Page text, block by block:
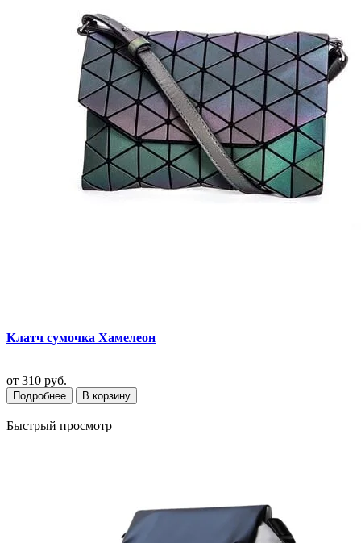
Клатч сумочка Хамелеон
от 310 руб.
Подробнее В корзину
Быстрый просмотр